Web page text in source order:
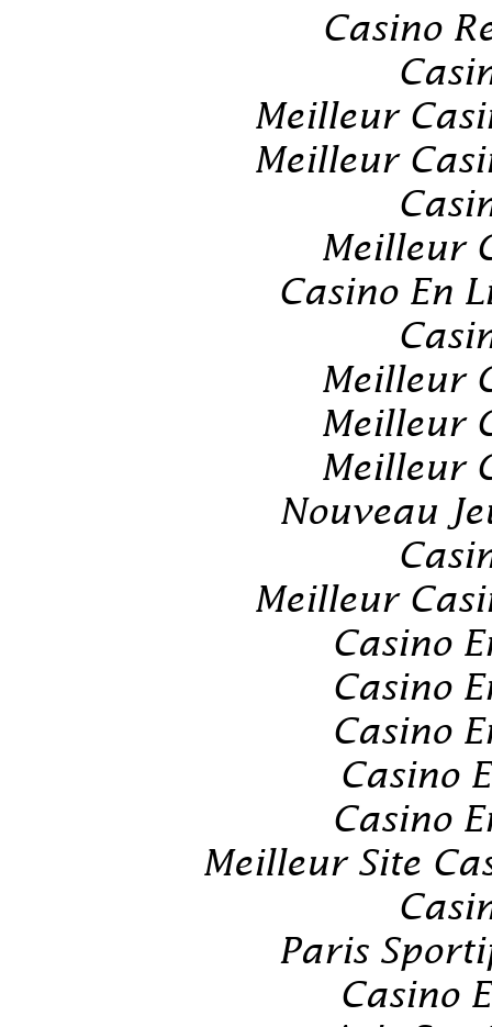
Casino
Meilleur
Meilleur
Meilleur
Casino En
Meilleur
Meilleur
Meilleur
Nouveau
Meilleur
Casino
Casino
Casino
Casino
Casino
Meilleur Site
Paris
Casino